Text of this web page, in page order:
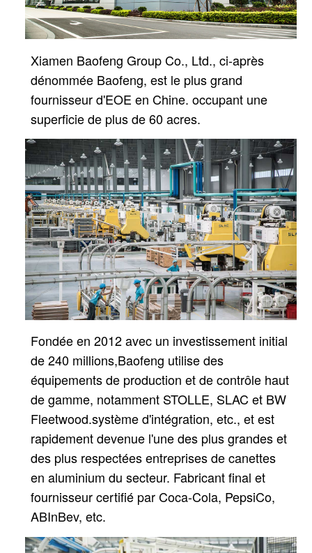
Xiamen Baofeng Group Co., Ltd., ci-après
dénommée Baofeng, est le plus grand
fournisseur d'EOE en Chine.occupant une
superficie de plus de 60 acres.
Fondée en 2012 avec un investissement initial
de 240 millions,Baofeng utilise des
équipements de production et de contrôle haut
de gamme, notamment STOLLE, SLAC et BW
Fleetwood.système d'intégration, etc., et est
rapidement devenue l'une des plus grandes et
des plus respectées entreprises de canettes
en aluminium du secteur. Fabricant final et
fournisseur certifié par Coca-Cola, PepsiCo,
ABInBev, etc.